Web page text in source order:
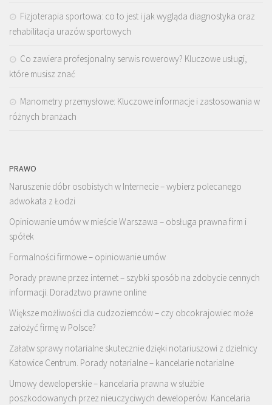
Fizjoterapia sportowa: co to jest i jak wygląda diagnostyka oraz
rehabilitacja urazów sportowych
Co zawiera profesjonalny serwis rowerowy? Kluczowe usługi,
które musisz znać
Manometry przemysłowe: Kluczowe informacje i zastosowania w
różnych branżach
PRAWO
Naruszenie dóbr osobistych w Internecie – wybierz polecanego
adwokata z Łodzi
Opiniowanie umów w mieście Warszawa – obsługa prawna firm i
spółek
Formalności firmowe – opiniowanie umów
Porady prawne przez internet – szybki sposób na zdobycie cennych
informacji. Doradztwo prawne online
Większe możliwości dla cudzoziemców – czy obcokrajowiec może
założyć firmę w Polsce?
Załatw sprawy notarialne skutecznie dzięki notariuszowi z dzielnicy
Katowice Centrum. Porady notarialne – kancelarie notarialne
Umowy deweloperskie – kancelaria prawna w służbie
poszkodowanych przez nieuczyciwych deweloperów. Kancelaria